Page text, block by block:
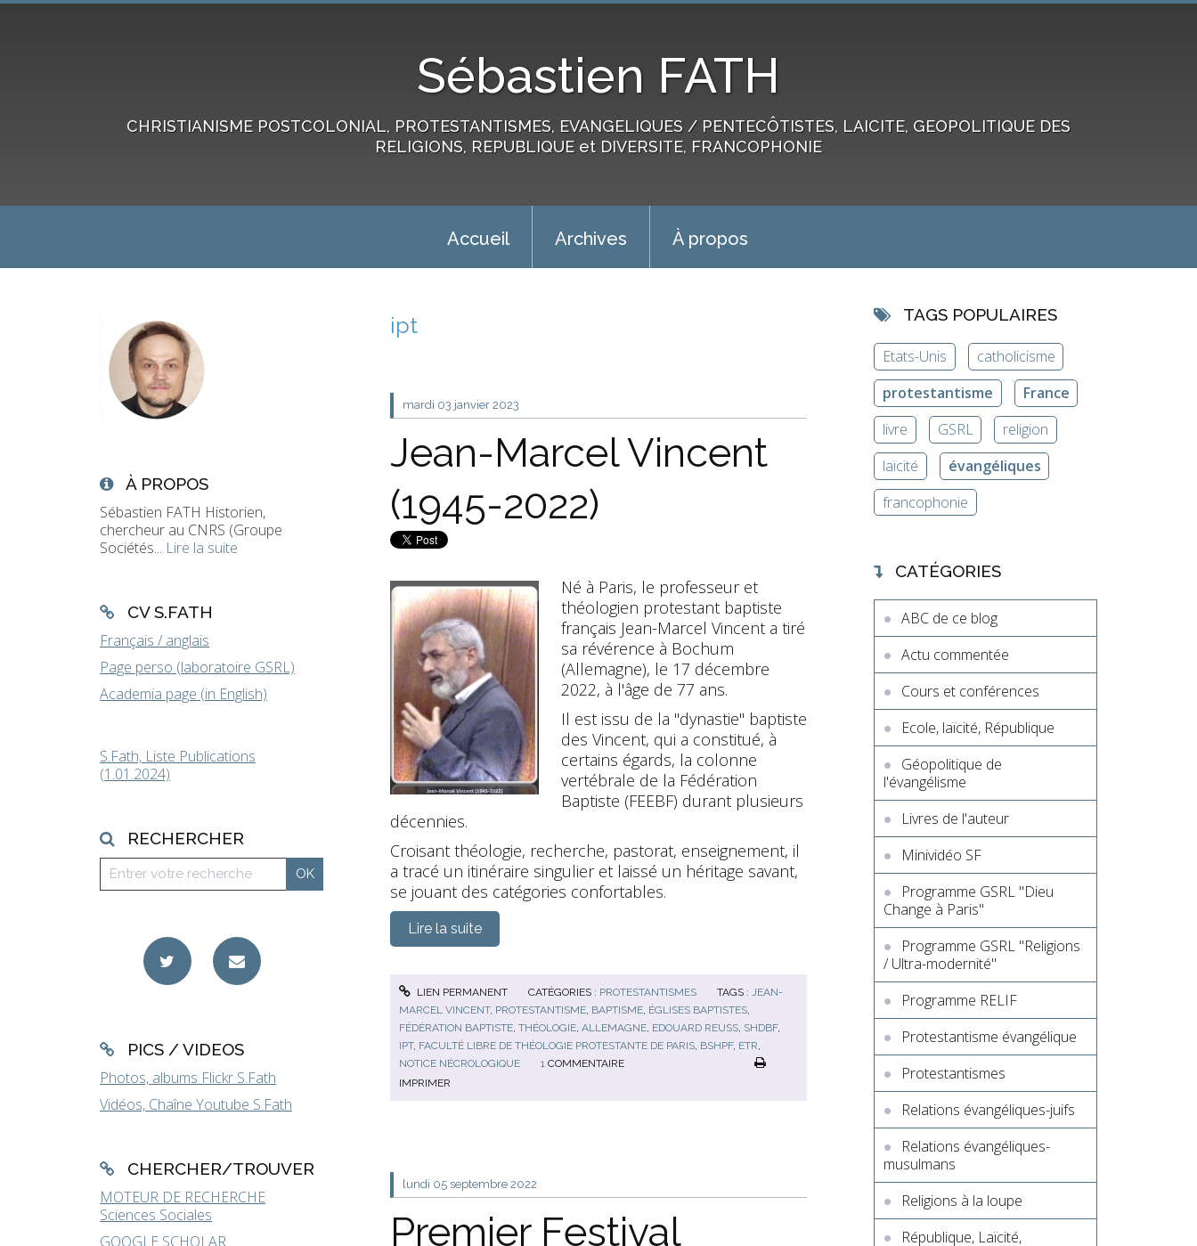
Sébastien FATH
CHRISTIANISME POSTCOLONIAL, PROTESTANTISMES, EVANGELIQUES / PENTECÔTISTES, LAICITE, GEOPOLITIQUE DES
RELIGIONS, REPUBLIQUE et DIVERSITE, FRANCOPHONIE
Accueil Archives À propos
À PROPOS
Sébastien FATH Historien,
chercheur au CNRS (Groupe
Sociétés... Lire la suite
CV S.FATH
Français / anglais
Page perso (laboratoire GSRL)
Academia page (in English)
S.Fath, Liste Publications
(1.01.2024)
RECHERCHER
PICS / VIDEOS
Photos, albums Flickr S.Fath
Vidéos, Chaîne Youtube S.Fath
CHERCHER/TROUVER
MOTEUR DE RECHERCHE
Sciences Sociales
GOOGLE SCHOLAR
ipt
mardi 03 janvier 2023
Jean-Marcel Vincent
(1945-2022)
Né à Paris, le professeur et
théologien protestant baptiste
français Jean-Marcel Vincent a tiré
sa révérence à Bochum
(Allemagne), le 17 décembre
2022, à l'âge de 77 ans.
Il est issu de la "dynastie" baptiste
des Vincent, qui a constitué, à
certains égards, la colonne
vertébrale de la Fédération
Baptiste (FEEBF) durant plusieurs
décennies.
Croisant théologie, recherche, pastorat, enseignement, il
a tracé un itinéraire singulier et laissé un héritage savant,
se jouant des catégories confortables.
Lire la suite
LIEN PERMANENT CATÉGORIES : PROTESTANTISMES TAGS :JEAN-
MARCEL VINCENT, PROTESTANTISME, BAPTISME, ÉGLISES BAPTISTES,
FÉDÉRATION BAPTISTE, THÉOLOGIE, ALLEMAGNE, EDOUARD REUSS, SHDBF,
IPT, FACULTÉ LIBRE DE THÉOLOGIE PROTESTANTE DE PARIS, BSHPF, ETR,
NOTICE NÉCROLOGIQUE
1 COMMENTAIRE
IMPRIMER
lundi 05 septembre 2022
Premier Festival
TAGS POPULAIRES
Etats-Unis
catholicisme
protestantisme
France
livre
GSRL
religion
laïcité
évangéliques
francophonie
CATÉGORIES
ABC de ce blog
Actu commentée
Cours et conférences
Ecole, laïcité, République
Géopolitique de
l'évangélisme
Livres de l'auteur
Minividéo SF
Programme GSRL "Dieu
Change à Paris"
Programme GSRL "Religions
/ Ultra-modernité"
Programme RELIF
Protestantisme évangélique
Protestantismes
Relations évangéliques-juifs
Relations évangéliques-
musulmans
Religions à la loupe
République, Laïcité,